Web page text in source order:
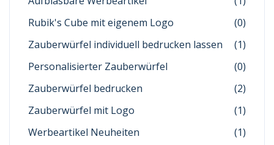
Rubik's Cube mit eigenem Logo
(0)
Zauberwürfel individuell bedrucken lassen
(1)
Personalisierter Zauberwürfel
(0)
Zauberwürfel bedrucken
(2)
Zauberwürfel mit Logo
(1)
Werbeartikel Neuheiten
(1)